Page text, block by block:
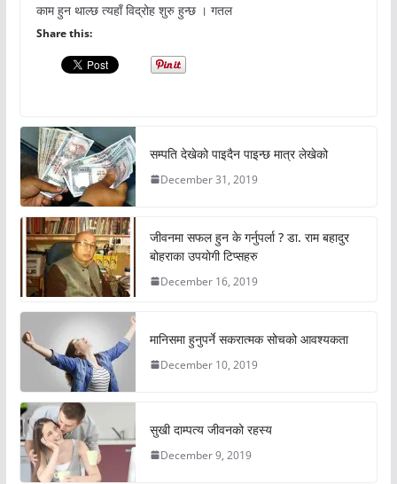
काम हुन थाल्छ त्यहाँ विद्रोह शुरु हुन्छ । गतल
Share this:
सम्पति देखेको पाइदैन पाइन्छ मात्र लेखेको
December 31, 2019
जीवनमा सफल हुन के गर्नुपर्ला ? डा. राम बहादुर
बोहराका उपयोगी टिप्सहरु
December 16, 2019
मानिसमा हुनुपर्ने सकरात्मक सोचको आवश्यकता
December 10, 2019
सुखी दाम्पत्य जीवनको रहस्य
December 9, 2019